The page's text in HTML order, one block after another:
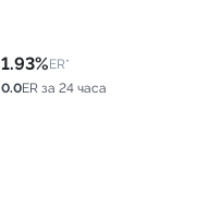
1.93%ER*
0.0ER за 24 часа